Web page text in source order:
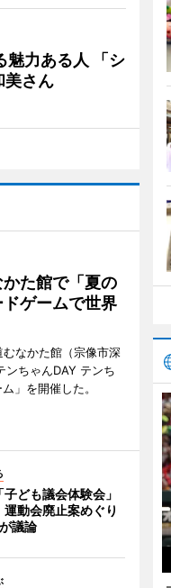
魅力ある人 「シ
美さん
た館で「夏の
ゲームで世界
なかた館（宗像市深
ンちゃんDAY テンち
」を開催した。
ども議会体験会」
動会廃止案めぐり
議論